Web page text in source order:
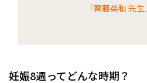
「齊藤英和 先
妊娠8週ってどんな時期？